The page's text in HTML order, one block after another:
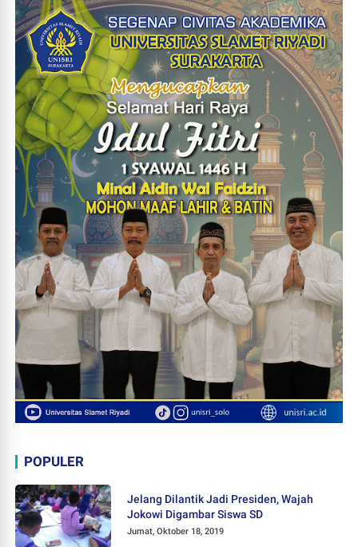
POPULER
Jelang Dilantik Jadi Presiden, Wajah
Jokowi Digambar Siswa SD
Jumat, Oktober 18, 2019